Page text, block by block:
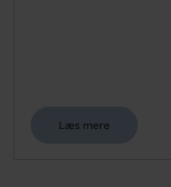
Læs mere